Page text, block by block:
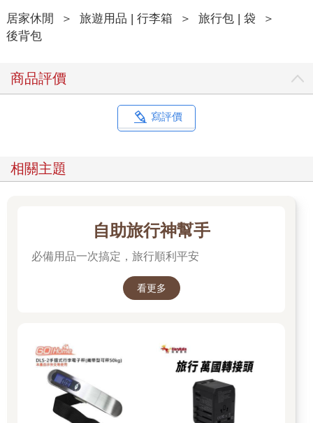
居家休閒 ＞ 旅遊用品 | 行李箱 ＞ 旅行包 | 袋
＞
後背包
商品評價
寫評價
相關主題
自助旅行神幫手
必備用品一次搞定，旅行順利平安
看更多